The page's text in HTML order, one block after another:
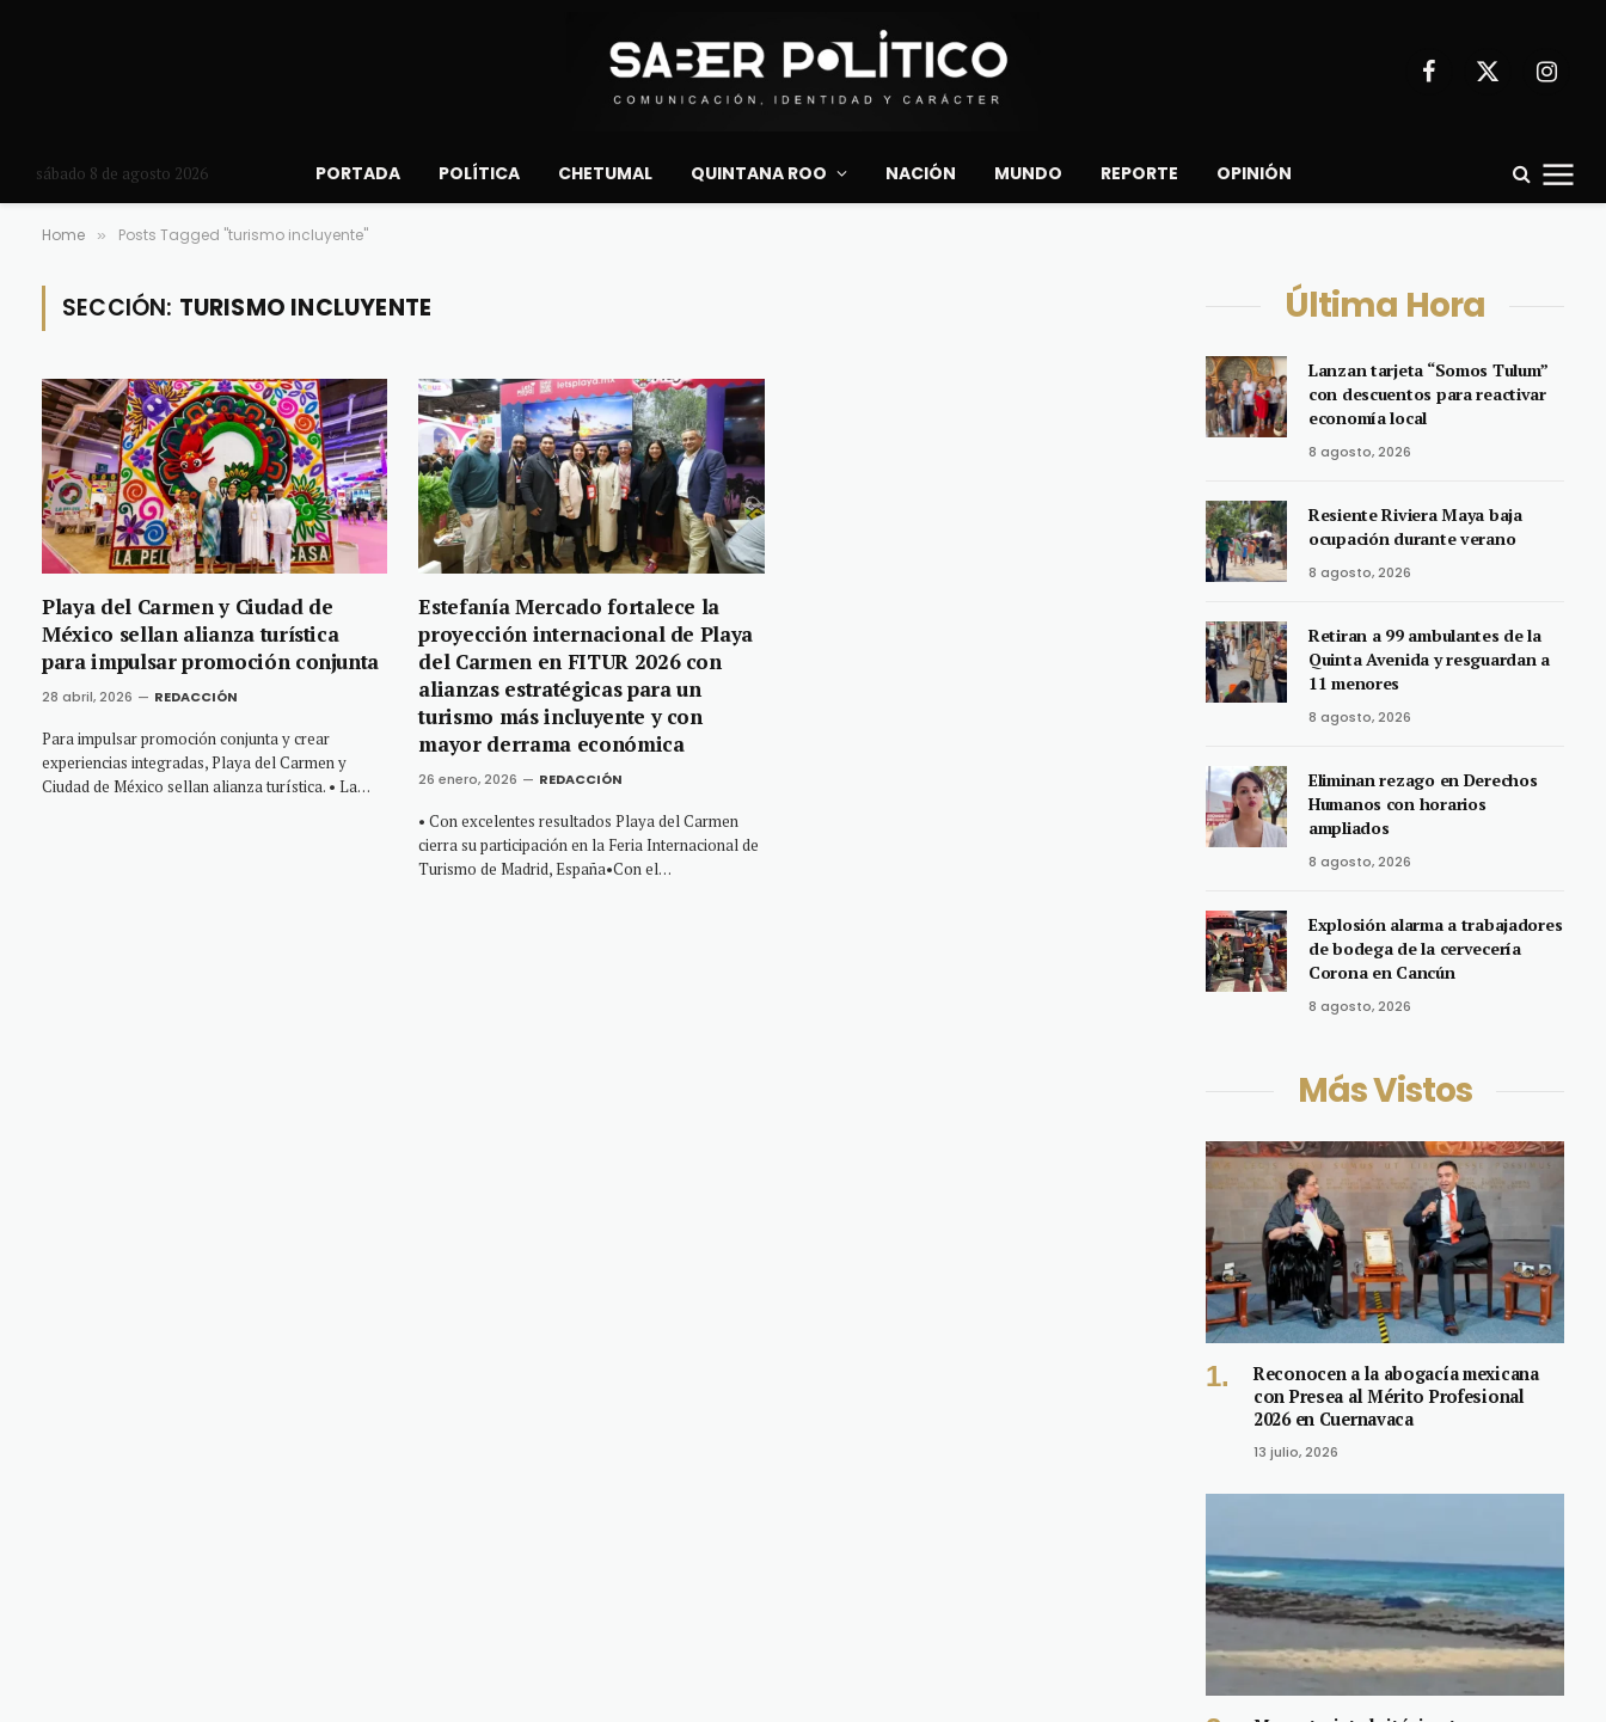
Facebook
X
sábado 8 de agosto 2026 PORTADA POLÍTICA CHETUMAL QUINTANA ROO NACIÓN MUNDO REPORTE OPINIÓN
Home » Posts Tagged "turismo incluyente"
SECCIÓN: TURISMO INCLUYENTE
Playa del Carmen y Ciudad de
México sellan alianza turística
para impulsar promoción conjunta
28 abril, 2026 REDACCIÓN
Para impulsar promoción conjunta y crear
experiencias integradas, Playa del Carmen y
Ciudad de México sellan alianza turística. • La…
Estefanía Mercado fortalece la
proyección internacional de Playa
del Carmen en FITUR 2026 con
alianzas estratégicas para un
turismo más incluyente y con
mayor derrama económica
26 enero, 2026 REDACCIÓN
• Con excelentes resultados Playa del Carmen
cierra su participación en la Feria Internacional de
Turismo de Madrid, España•Con el…
Última Hora
Lanzan tarjeta “Somos Tulum”
con descuentos para reactivar
economía local
8 agosto, 2026
Resiente Riviera Maya baja
ocupación durante verano
8 agosto, 2026
Retiran a 99 ambulantes de la
Quinta Avenida y resguardan a
11 menores
8 agosto, 2026
Eliminan rezago en Derechos
Humanos con horarios
ampliados
8 agosto, 2026
Explosión alarma a trabajadores
de bodega de la cervecería
Corona en Cancún
8 agosto, 2026
Más Vistos
Reconocen a la abogacía mexicana
con Presea al Mérito Profesional
2026 en Cuernavaca
13 julio, 2026